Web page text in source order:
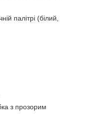
палітрі (білий,
з прозорим